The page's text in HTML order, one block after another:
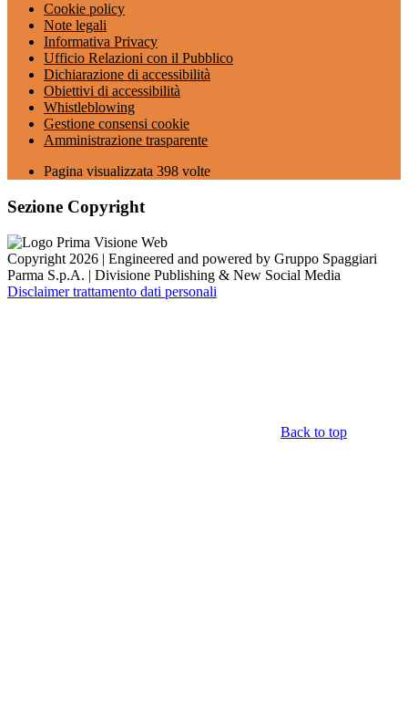
Cookie policy
Note legali
Informativa Privacy
Ufficio Relazioni con il Pubblico
Dichiarazione di accessibilità
Obiettivi di accessibilità
Whistleblowing
Gestione consensi cookie
Amministrazione trasparente
Pagina visualizzata 398 volte
Sezione Copyright
Copyright 2026 | Engineered and powered by Gruppo Spaggiari
Parma S.p.A. | Divisione Publishing & New Social Media
Disclaimer trattamento dati personali
Back to top